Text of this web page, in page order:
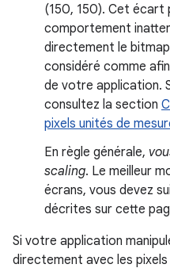
(150, 150). Cet écart
comportement
directement le
considéré comme
de votre application.
consultez la section
pixels unités de
En règle générale,
scaling. Le meilleur
écrans, vous devez
décrites sur cette
Si votre application
directement avec les